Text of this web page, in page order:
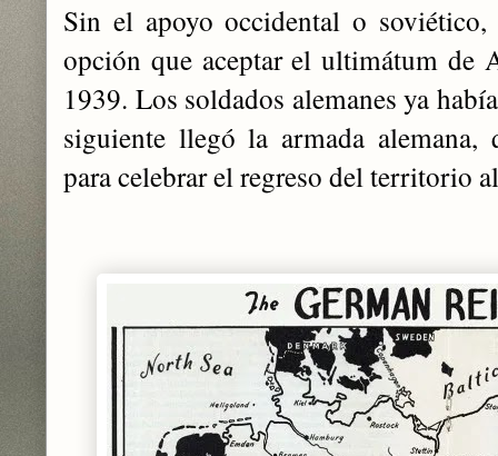
Sin el apoyo occidental o
opción que aceptar el ultimátum de
1939. Los soldados alemanes ya
siguiente llegó la armada
para celebrar el regreso del territorio